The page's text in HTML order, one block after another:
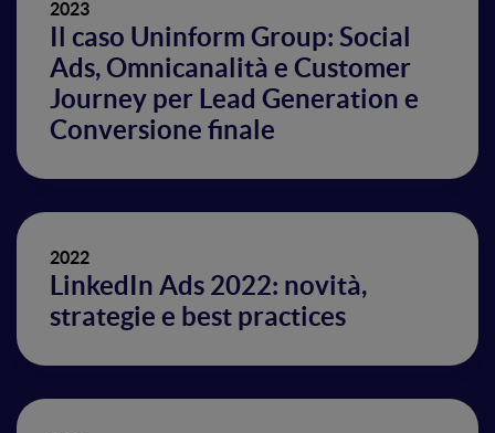
2023
Il caso Uninform Group: Social
Ads, Omnicanalità e Customer
Journey per Lead Generation e
Conversione finale
2022
LinkedIn Ads 2022: novità,
strategie e best practices